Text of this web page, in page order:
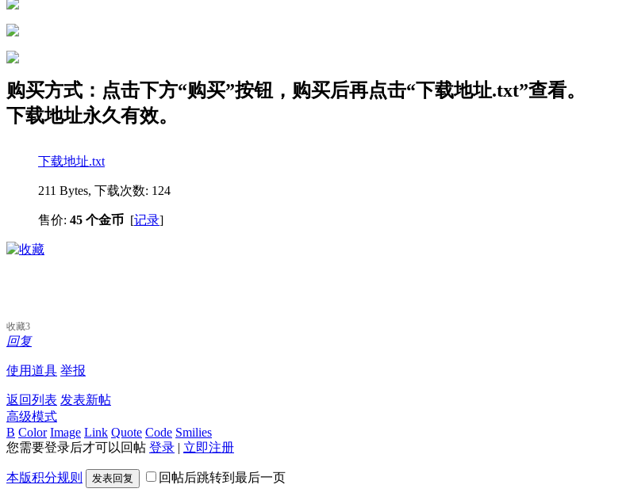
购买方式：点击下方“购买”按钮，购买后再点击“下载地址.txt”查看。
下载地址永久有效。
下载地址.txt
211 Bytes, 下载次数: 124
售价: 45 个金币 [记录]
收藏3
回复
使用道具 举报
返回列表 发表新帖
高级模式
B Color Image Link Quote Code Smilies
您需要登录后才可以回帖 登录 | 立即注册
本版积分规则 发表回复 回帖后跳转到最后一页